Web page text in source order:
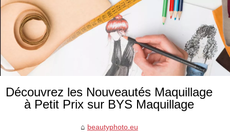
Découvrez les Nouveautés Maquillage
à Petit Prix sur BYS Maquillage
beautyphoto.eu